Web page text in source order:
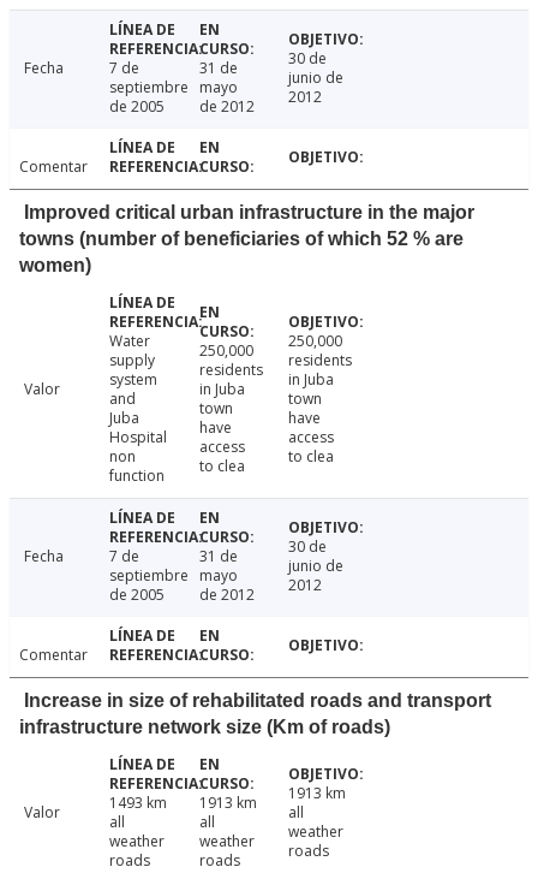
Fecha
7 de
septiembre
de 2005
31 de
mayo
de 2012
30 de
junio de
2012
Comentar
Improved critical urban infrastructure in the major
towns (number of beneficiaries of which 52 % are
women)
Valor
Water
supply
system
and
Juba
Hospital
non
function
250,000
residents
in Juba
town
have
access
to clea
250,000
residents
in Juba
town
have
access
to clea
Fecha
7 de
septiembre
de 2005
31 de
mayo
de 2012
30 de
junio de
2012
Comentar
Increase in size of rehabilitated roads and transport
infrastructure network size (Km of roads)
Valor
1493 km
all
weather
roads
1913 km
all
weather
roads
1913 km
all
weather
roads